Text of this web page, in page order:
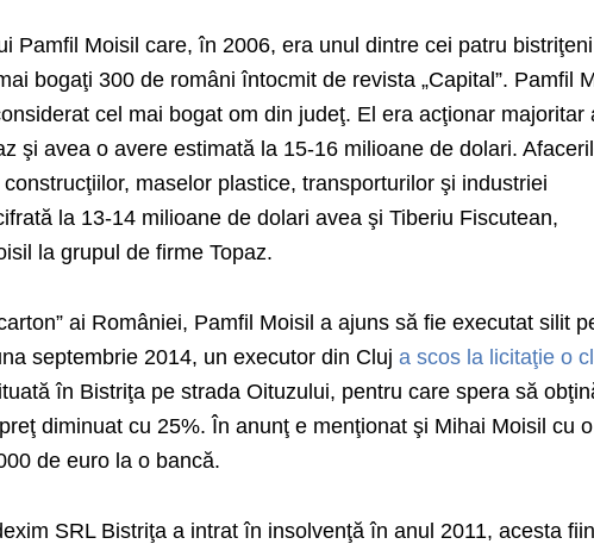
Pamfil Moisil care, în 2006, era unul dintre cei patru
bogaţi 300 de români întocmit de revista „Capital”. Pamfil
cel mai bogat om din judeţ. El era acţionar majoritar
şi avea o avere estimată la 15-16 milioane de dolari.
maselor plastice, transporturilor şi industriei
la 13-14 milioane de dolari avea şi Tiberiu Fiscutean,
la grupul de firme Topaz.
ai României, Pamfil Moisil a ajuns să fie executat silit
septembrie 2014, un executor din Cluja scos la licitaţie o
în Bistriţa pe strada Oituzului, pentru care spera să
diminuat cu 25%. În anunţ e menţionat şi Mihai Moisil cu o
de euro la o bancă.
SRL Bistriţa a intrat în insolvenţă în anul 2011, acesta